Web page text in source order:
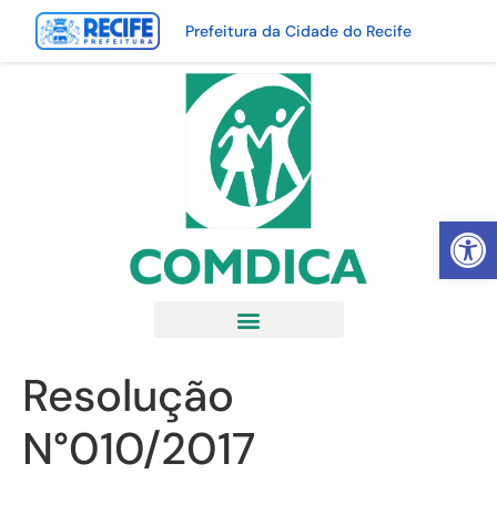
Abrir
Prefeitura da Cidade do Recife
Resolução
N°010/2017